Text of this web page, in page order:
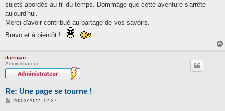
sujets abordés au fil du temps. Dommage que cette aventure s'arrête
aujourd'hui.
Merci d'avoir contribué au partage de vos savoirs.
Bravo et à bientôt !
darrigan
Administrateur
Re: Une page se tourne !
M20/03/2022, 12:27